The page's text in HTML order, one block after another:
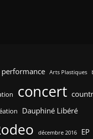
Arts Plastiques
concert
Dauphiné Libéré
décembre 2016 EP